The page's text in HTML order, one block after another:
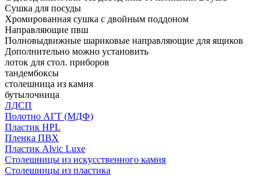
Сушка для посуды
Хромированная сушка с двойным поддоном
Направляющие пвш
Полновыдвижные шариковые направляющие для ящиков
Дополнительно можно установить
лоток для стол. приборов
тандембоксы
столешница из камня
бутылочница
ЛДСП
Полотно АГТ (МДФ)
Пластик HPL
Пленка ПВХ
Пластик Alvic Luxe
Столешницы из искусственного камня
Столешницы из пластика